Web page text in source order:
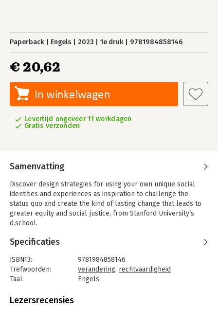
Paperback Engels 2023 1e druk 9781984858146
€ 20,62
In winkelwagen
Levertijd ongeveer 11 werkdagen
Gratis verzonden
Samenvatting
Discover design strategies for using your own unique social
identities and experiences as inspiration to challenge the
status quo and create the kind of lasting change that leads to
greater equity and social justice, from Stanford University’s
d.school.
Who are you? What motivates you as a changemaker? What
forces are preventing you (and others) from thriving? These
questions are essential to the work of creating social change,
and they are exactly what Design Social Change asks you to
explore.
Designer and design educator Lesley-Ann Noel shares the
essential design strategies for making a lasting impact. This
Specificaties
ISBN13:
9781984858146
Trefwoorden:
verandering, rechtvaardigheid
Taal:
Engels
Aantal pagina's:
Lezersrecensies